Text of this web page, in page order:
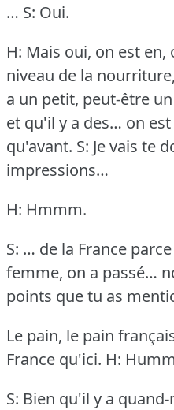
… S: Oui.
H: Mais oui, on est
niveau de la
a un petit, peut-être
et qu'il y a des… on
qu'avant. S: Je vais te
impressions…
H: Hmmm.
S: … de la France
femme, on a passé…
points que tu as
Le pain, le pain
France qu'ici. H:
S: Bien qu'il y a